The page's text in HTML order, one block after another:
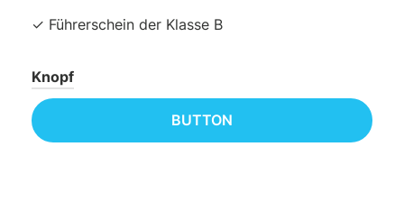
✓ Führerschein der Klasse B
Knopf
BUTTON